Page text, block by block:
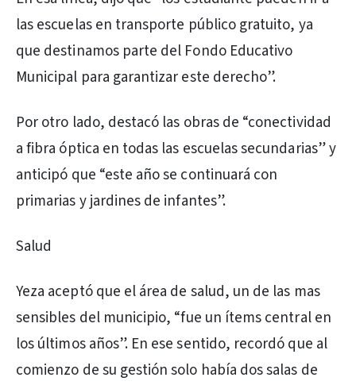
las escuelas en transporte público gratuito, ya
que destinamos parte del Fondo Educativo
Municipal para garantizar este derecho”.
Por otro lado, destacó las obras de “conectividad
a fibra óptica en todas las escuelas secundarias” y
anticipó que “este año se continuará con
primarias y jardines de infantes”.
Salud
Yeza aceptó que el área de salud, un de las mas
sensibles del municipio, “fue un ítems central en
los últimos años”. En ese sentido, recordó que al
comienzo de su gestión solo había dos salas de